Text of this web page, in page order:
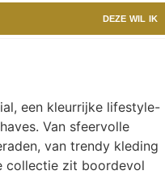
DEZE WIL IK
een kleurrijke lifestyle-
Van sfeervolle
van trendy kleding
collectie zit boordevol